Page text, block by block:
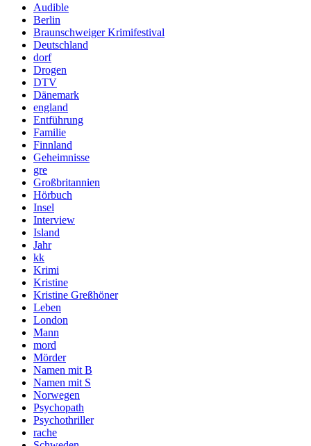
Audible
Berlin
Braunschweiger Krimifestival
Deutschland
dorf
Drogen
DTV
Dänemark
england
Entführung
Familie
Finnland
Geheimnisse
gre
Großbritannien
Hörbuch
Insel
Interview
Island
Jahr
kk
Krimi
Kristine
Kristine Greßhöner
Leben
London
Mann
mord
Mörder
Namen mit B
Namen mit S
Norwegen
Psychopath
Psychothriller
rache